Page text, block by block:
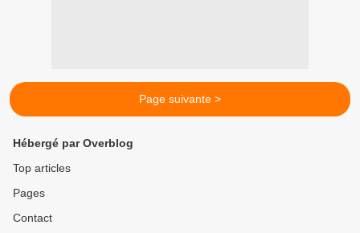
Page suivante >
Hébergé par Overblog
Top articles
Pages
Contact